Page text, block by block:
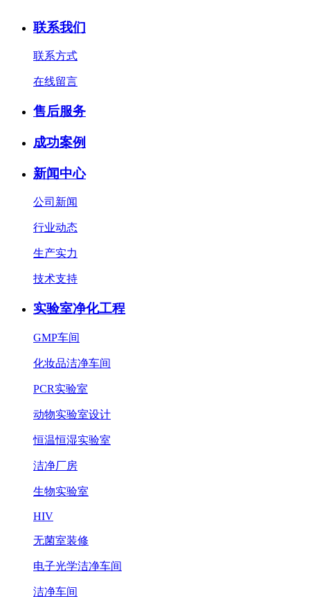
联系我们
联系方式
在线留言
售后服务
成功案例
新闻中心
公司新闻
行业动态
生产实力
技术支持
实验室净化工程
GMP车间
化妆品洁净车间
PCR实验室
动物实验室设计
恒温恒湿实验室
洁净厂房
生物实验室
HIV
无菌室装修
电子光学洁净车间
洁净车间